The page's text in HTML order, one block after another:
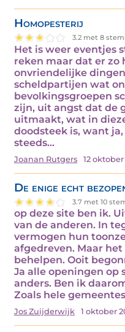
Homopesterij
3.2 met 8
Het is weer eventjes
reken maar dat er zo
onvriendelijke
scheldpartijen wat
bevolkingsgroepen
zijn, uit angst dat de
uitmaakt, wat in
doodsteek is, want
steeds…
Joanan Rutgers 12 oktober
De enige echt
3.7 met 10
op deze site ben ik.
van de anderen. In
vermogen hun
afgedreven. Maar
behelpen. Ooit
Ja alle openingen op
anders. Ben ik
Zoals hele
Jos Zuijderwijk 1 oktober